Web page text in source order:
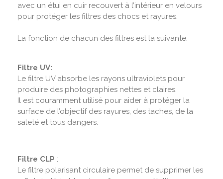
avec un étui en cuir recouvert à l’intérieur en velours
pour protéger les filtres des chocs et rayures.
La fonction de chacun des filtres est la suivante:
Filtre UV:
Le filtre UV absorbe les rayons ultraviolets pour
produire des photographies nettes et claires.
Il est couramment utilisé pour aider à protéger la
surface de l’objectif des rayures, des taches, de la
saleté et tous dangers.
Filtre CLP :
Le filtre polarisant circulaire permet de supprimer les